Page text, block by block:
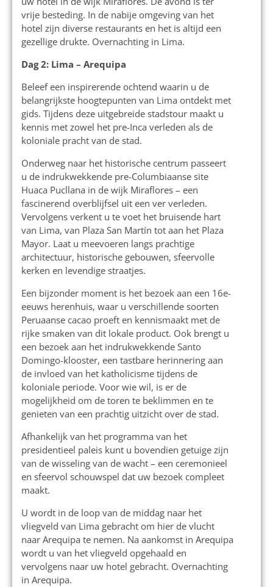
vrije besteding. In de nabije omgeving van het
hotel zijn diverse restaurants en het is altijd een
gezellige drukte. Overnachting in Lima.
Dag 2: Lima – Arequipa
Beleef een inspirerende ochtend waarin u de
belangrijkste hoogtepunten van Lima ontdekt met
gids. Tijdens deze uitgebreide stadstour maakt u
kennis met zowel het pre-Inca verleden als de
koloniale pracht van de stad.
Onderweg naar het historische centrum passeert
u de indrukwekkende pre-Columbiaanse site
Huaca Pucllana in de wijk Miraflores – een
fascinerend overblijfsel uit een ver verleden.
Vervolgens verkent u te voet het bruisende hart
van Lima, van Plaza San Martín tot aan het Plaza
Mayor. Laat u meevoeren langs prachtige
architectuur, historische gebouwen, sfeervolle
kerken en levendige straatjes.
Een bijzonder moment is het bezoek aan een 16e-
eeuws herenhuis, waar u verschillende soorten
Peruaanse cacao proeft en kennismaakt met de
rijke smaken van dit lokale product. Ook brengt u
een bezoek aan het indrukwekkende Santo
Domingo-klooster, een tastbare herinnering aan
de invloed van het katholicisme tijdens de
koloniale periode. Voor wie wil, is er de
mogelijkheid om de toren te beklimmen en te
genieten van een prachtig uitzicht over de stad.
Afhankelijk van het programma van het
presidentieel paleis kunt u bovendien getuige zijn
van de wisseling van de wacht – een ceremonieel
en sfeervol schouwspel dat uw bezoek compleet
maakt.
U wordt in de loop van de middag naar het
vliegveld van Lima gebracht om hier de vlucht
naar Arequipa te nemen. Na aankomst in Arequipa
wordt u van het vliegveld opgehaald en
vervolgens naar uw hotel gebracht. Overnachting
in Arequipa.